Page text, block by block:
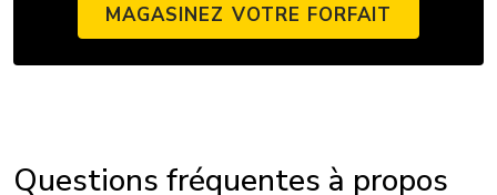
MAGASINEZ VOTRE FORFAIT
Questions fréquentes à propos